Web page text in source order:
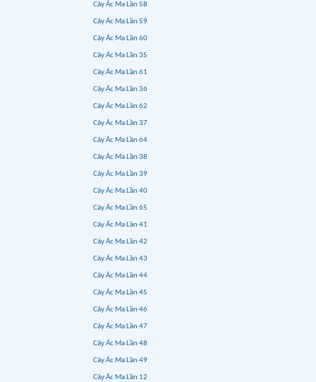
Cây Ác Ma Lần 58
Cây Ác Ma Lần 59
Cây Ác Ma Lần 60
Cây Ác Ma Lần 35
Cây Ác Ma Lần 61
Cây Ác Ma Lần 36
Cây Ác Ma Lần 62
Cây Ác Ma Lần 37
Cây Ác Ma Lần 64
Cây Ác Ma Lần 38
Cây Ác Ma Lần 39
Cây Ác Ma Lần 40
Cây Ác Ma Lần 65
Cây Ác Ma Lần 41
Cây Ác Ma Lần 42
Cây Ác Ma Lần 43
Cây Ác Ma Lần 44
Cây Ác Ma Lần 45
Cây Ác Ma Lần 46
Cây Ác Ma Lần 47
Cây Ác Ma Lần 48
Cây Ác Ma Lần 49
Cây Ác Ma Lần 12